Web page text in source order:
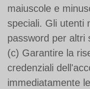
maiuscole e
speciali. Gli utenti
password per altri
(c) Garantire la
credenziali
immediatamente